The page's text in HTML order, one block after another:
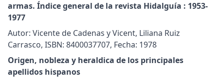
armas. Índice general de la revista Hidalguía : 1953-
1977
Autor: Vicente de Cadenas y Vicent, Liliana Ruiz
Carrasco, ISBN: 8400037707, Fecha: 1978
Origen, nobleza y heraldica de los principales
apellidos hispanos